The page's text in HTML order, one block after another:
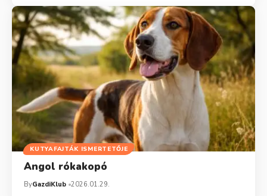
KUTYAFAJTÁK ISMERTETŐJE
Angol rókakopó
ByGazdiKlub 2026.01.29.